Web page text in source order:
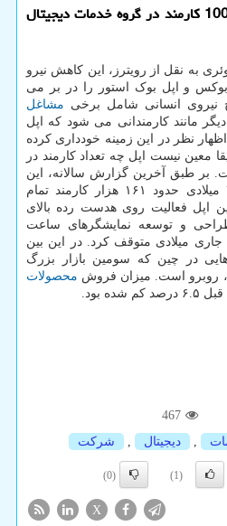
پی اچ پی و جی کوئری: اپل 100 کارمند در گروه خدمات دیجیتال
به نقل از رویترز، این کاهش نیرو
بوکس و اپل بوک استور را در بر می
نیروی انسانی شامل برخی مشاغل
دیگر مانند کارمندانی می شود که اپل
نظر در این زمینه خودداری کرده
معین نیست اپل چه تعداد کارمند در
طبق آخرین گزارش سالانه، این
شرکت تا ۳۰ سپتامبر ۲۰۲۳ میلادی حدود ۱۶۱ هزار کارمند تمام
اپل فعالیت روی هدست رده بالای
و توسعه نمایشگرهای ساعت
جاری میلادی متوقف کرد. در این بین
در چین که سومین بازار بزرگ
روبرو است. میزان فروش محصولات
بود.
467
, دیجیتال , شركت
(1)
(0)
X